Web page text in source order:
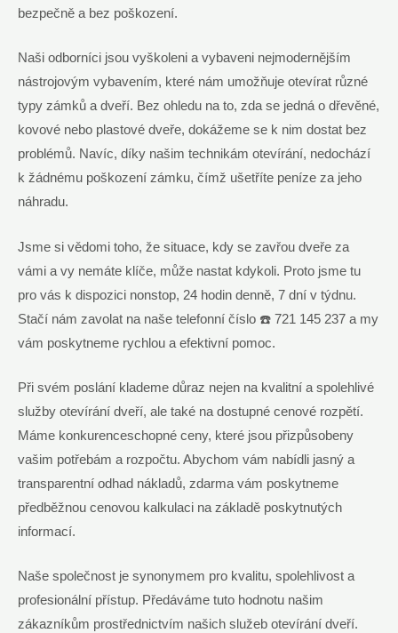
bezpečně a bez poškození.
Naši odborníci jsou vyškoleni a vybaveni nejmodernějším
nástrojovým vybavením, které nám umožňuje otevírat různé
typy zámků a dveří. Bez ohledu na to, zda se jedná o dřevěné,
kovové nebo plastové dveře, dokážeme se k nim dostat bez
problémů. Navíc, díky našim technikám otevírání, nedochází
k žádnému poškození zámku, čímž ušetříte peníze za jeho
náhradu.
Jsme si vědomi toho, že situace, kdy se zavřou dveře za
vámi a vy nemáte klíče, může nastat kdykoli. Proto jsme tu
pro vás k dispozici nonstop, 24 hodin denně, 7 dní v týdnu.
Stačí nám zavolat na naše telefonní číslo ☎️ 721 145 237 a my
vám poskytneme rychlou a efektivní pomoc.
Při svém poslání klademe důraz nejen na kvalitní a spolehlivé
služby otevírání dveří, ale také na dostupné cenové rozpětí.
Máme konkurenceschopné ceny, které jsou přizpůsobeny
vašim potřebám a rozpočtu. Abychom vám nabídli jasný a
transparentní odhad nákladů, zdarma vám poskytneme
předběžnou cenovou kalkulaci na základě poskytnutých
informací.
Naše společnost je synonymem pro kvalitu, spolehlivost a
profesionální přístup. Předáváme tuto hodnotu našim
zákazníkům prostřednictvím našich služeb otevírání dveří.